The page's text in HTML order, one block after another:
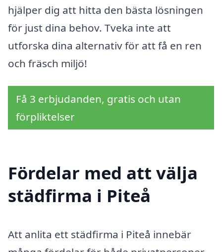
hjälper dig att hitta den bästa lösningen
för just dina behov. Tveka inte att
utforska dina alternativ för att få en ren
och fräsch miljö!
Få 3 erbjudanden, gratis och utan
förpliktelser
Fördelar med att välja
städfirma i Piteå
Att anlita ett städfirma i Piteå innebär